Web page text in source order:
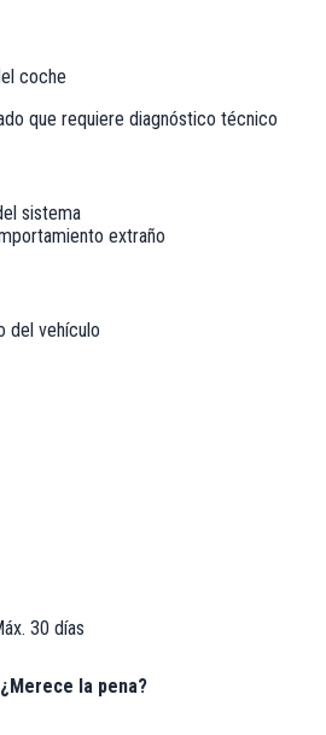
coche
que requiere diagnóstico técnico
sistema
extraño
del vehículo
30 días
la pena?